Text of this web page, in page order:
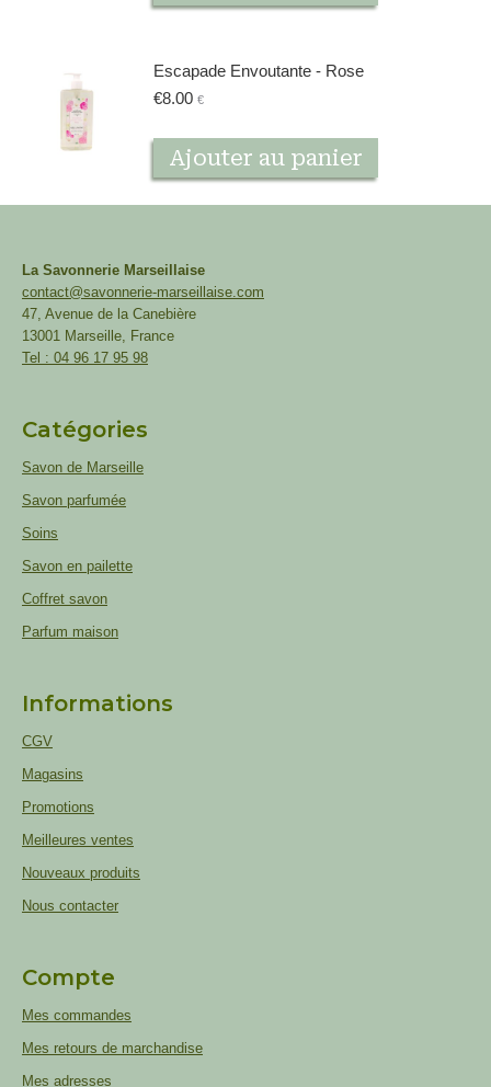
Escapade Envoutante - Rose
€8.00 €
Ajouter au panier
La Savonnerie Marseillaise
contact@savonnerie-marseillaise.com
47, Avenue de la Canebière
13001 Marseille, France
Tel : 04 96 17 95 98
Catégories
Savon de Marseille
Savon parfumée
Soins
Savon en pailette
Coffret savon
Parfum maison
Informations
CGV
Magasins
Promotions
Meilleures ventes
Nouveaux produits
Nous contacter
Compte
Mes commandes
Mes retours de marchandise
Mes adresses